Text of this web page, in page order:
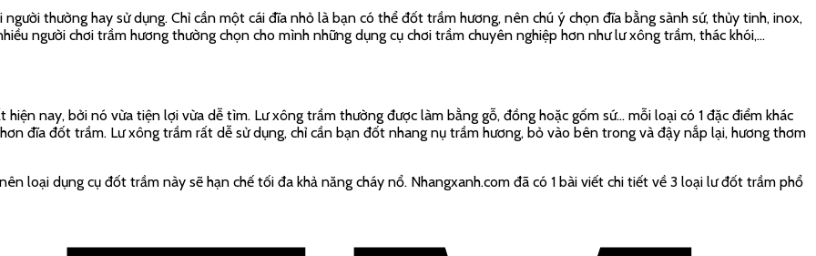
thường hay sử dụng. Chỉ cần một cái đĩa nhỏ là bạn có thể đốt trầm hương, nên chú ý chọn đĩa bằng sành sứ, thủy tinh, inox,
người chơi trầm hương thường chọn cho mình những dụng cụ chơi trầm chuyên nghiệp hơn như lư xông trầm, thác khói,…
hiện nay, bởi nó vừa tiện lợi vừa dễ tìm. Lư xông trầm thường được làm bằng gỗ, đồng hoặc gốm sứ… mỗi loại có 1 đặc điểm khác
đĩa đốt trầm. Lư xông trầm rất dễ sử dụng, chỉ cần bạn đốt nhang nụ trầm hương, bỏ vào bên trong và đậy nắp lại, hương thơm
loại dụng cụ đốt trầm này sẽ hạn chế tối đa khả năng cháy nổ. Nhangxanh.com đã có 1 bài viết chi tiết về 3 loại lư đốt trầm phổ